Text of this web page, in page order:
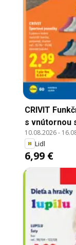
CRIVIT
s vnútornou
10.08.2026-
Lidl
6,99 €